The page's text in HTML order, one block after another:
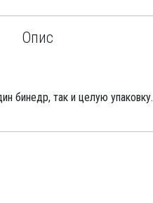
Опис
бинедр, так и целую упаковку.